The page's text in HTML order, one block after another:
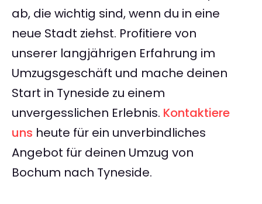
ab, die wichtig sind, wenn du in eine
neue Stadt ziehst. Profitiere von
unserer langjährigen Erfahrung im
Umzugsgeschäft und mache deinen
Start in Tyneside zu einem
unvergesslichen Erlebnis. Kontaktiere
uns heute für ein unverbindliches
Angebot für deinen Umzug von
Bochum nach Tyneside.